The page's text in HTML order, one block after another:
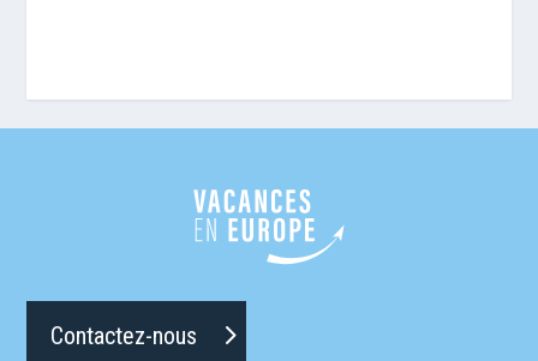
Contactez-nous